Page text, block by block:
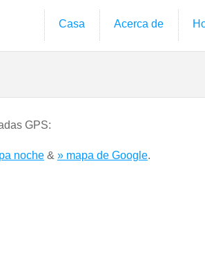
Casa Acerca de
GPS:
noche & » mapa de Google.